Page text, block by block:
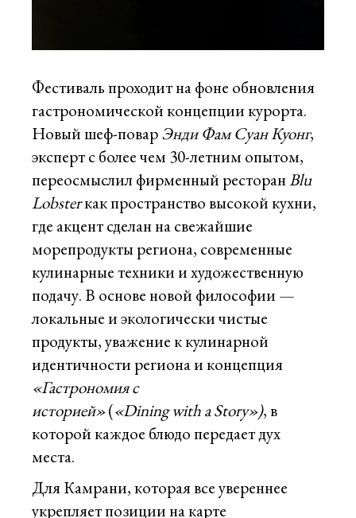
Фестиваль проходит на фоне обновления
гастрономической концепции курорта.
Новый шеф-поварЭнди Фам Суан Куонг,
эксперт с более чем 30-летним опытом,
переосмыслил фирменный ресторанBlu
Lobsterкак пространство высокой кухни,
где акцент сделан на свежайшие
морепродукты региона, современные
кулинарные техники и художественную
подачу. В основе новой философии —
локальные и экологически чистые
продукты, уважение к кулинарной
идентичности региона и концепция
«Гастрономия с
историей»(«Dining with a Story»), в
которой каждое блюдо передает дух
места.
Для Камрани, которая все увереннее
укрепляет позиции на карте